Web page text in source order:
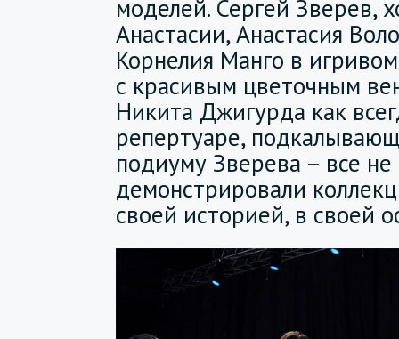
моделей. Сергей Зверев,
Анастасии, Анастасия
Корнелия Манго в
с красивым цветочным
Никита Джигурда как
репертуаре,
подиуму Зверева – все не
демонстрировали
своей историей, в своей